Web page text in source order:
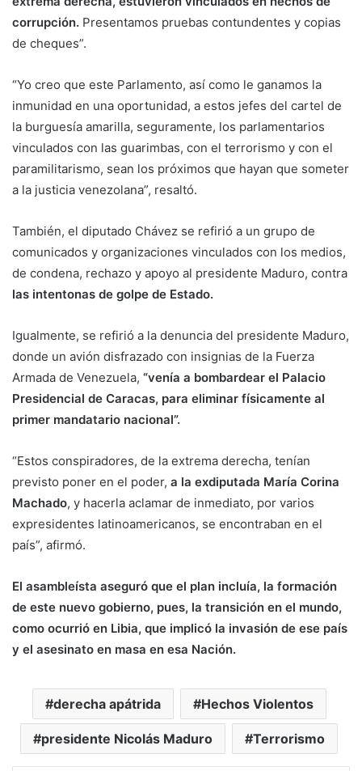
corrupción. Presentamos pruebas contundentes y copias
de cheques”.
“Yo creo que este Parlamento, así como le ganamos la
inmunidad en una oportunidad, a estos jefes del cartel de
la burguesía amarilla, seguramente, los parlamentarios
vinculados con las guarimbas, con el terrorismo y con el
paramilitarismo, sean los próximos que hayan que someter
a la justicia venezolana”, resaltó.
También, el diputado Chávez se refirió a un grupo de
comunicados y organizaciones vinculados con los medios,
de condena, rechazo y apoyo al presidente Maduro, contra
las intentonas de golpe de Estado.
Igualmente, se refirió a la denuncia del presidente Maduro,
donde un avión disfrazado con insignias de la Fuerza
Armada de Venezuela, “venía a bombardear el Palacio
Presidencial de Caracas, para eliminar físicamente al
primer mandatario nacional”.
“Estos conspiradores, de la extrema derecha, tenían
previsto poner en el poder, a la exdiputada María Corina
Machado, y hacerla aclamar de inmediato, por varios
expresidentes latinoamericanos, se encontraban en el
país”, afirmó.
El asambleísta aseguró que el plan incluía, la formación
de este nuevo gobierno, pues, la transición en el mundo,
como ocurrió en Libia, que implicó la invasión de ese país
y el asesinato en masa en esa Nación.
derecha apátrida Hechos Violentos
presidente Nicolás Maduro Terrorismo